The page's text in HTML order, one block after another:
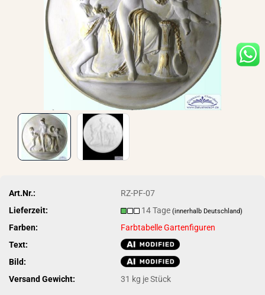
Art.Nr.:
RZ-PF-07
Lieferzeit:
14 Tage(innerhalb Deutschland)
Farben:
Farbtabelle Gartenfiguren
Text:
Bild:
Versand Gewicht:
31 kg je Stück